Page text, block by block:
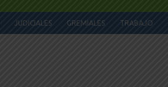
JUDICIALES GREMIALES TRABAJO